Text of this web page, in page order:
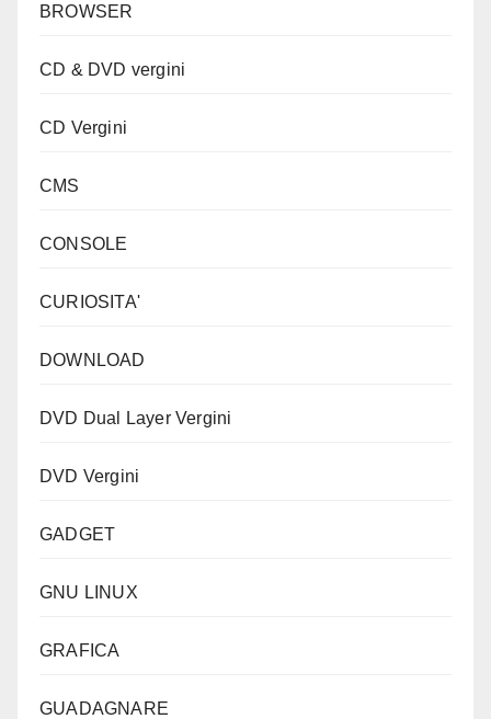
BROWSER
CD & DVD vergini
CD Vergini
CMS
CONSOLE
CURIOSITA'
DOWNLOAD
DVD Dual Layer Vergini
DVD Vergini
GADGET
GNU LINUX
GRAFICA
GUADAGNARE